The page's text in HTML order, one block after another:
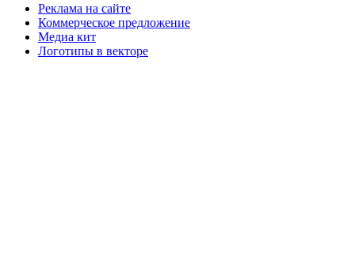
Реклама на сайте
Коммерческое предложение
Медиа кит
Логотипы в векторе